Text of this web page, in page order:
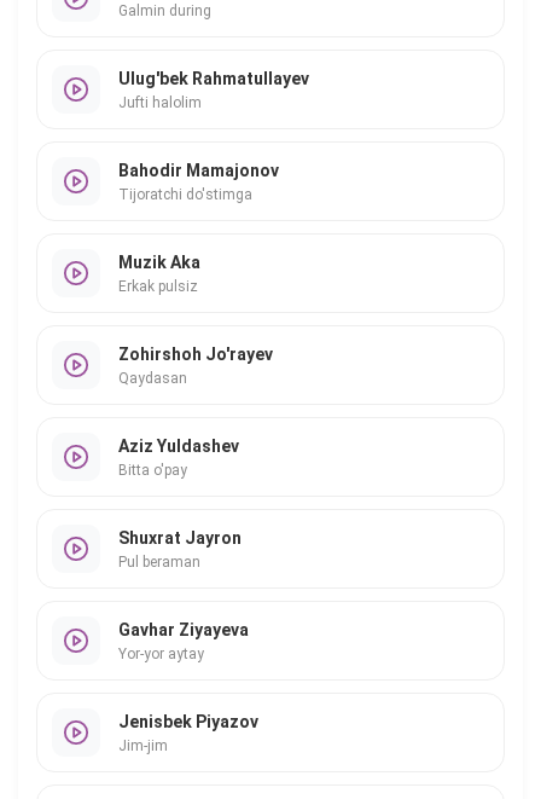
Galmin during
Ulug'bek Rahmatullayev
Jufti halolim
Bahodir Mamajonov
Tijoratchi do'stimga
Muzik Aka
Erkak pulsiz
Zohirshoh Jo'rayev
Qaydasan
Aziz Yuldashev
Bitta o'pay
Shuxrat Jayron
Pul beraman
Gavhar Ziyayeva
Yor-yor aytay
Jenisbek Piyazov
Jim-jim